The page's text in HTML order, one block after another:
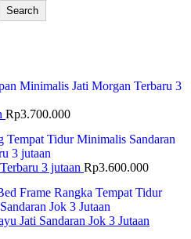
Search
Rp3.700.000
3 jutaan Rp3.600.000
Jati Sandaran Jok 3 Jutaan